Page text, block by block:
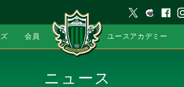
会員 ユースアカデミー
ニュース